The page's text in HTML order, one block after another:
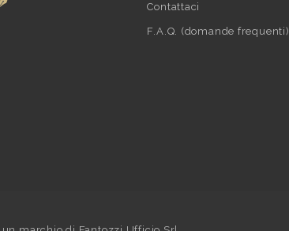
Contattaci
F.A.Q. (domande frequenti)